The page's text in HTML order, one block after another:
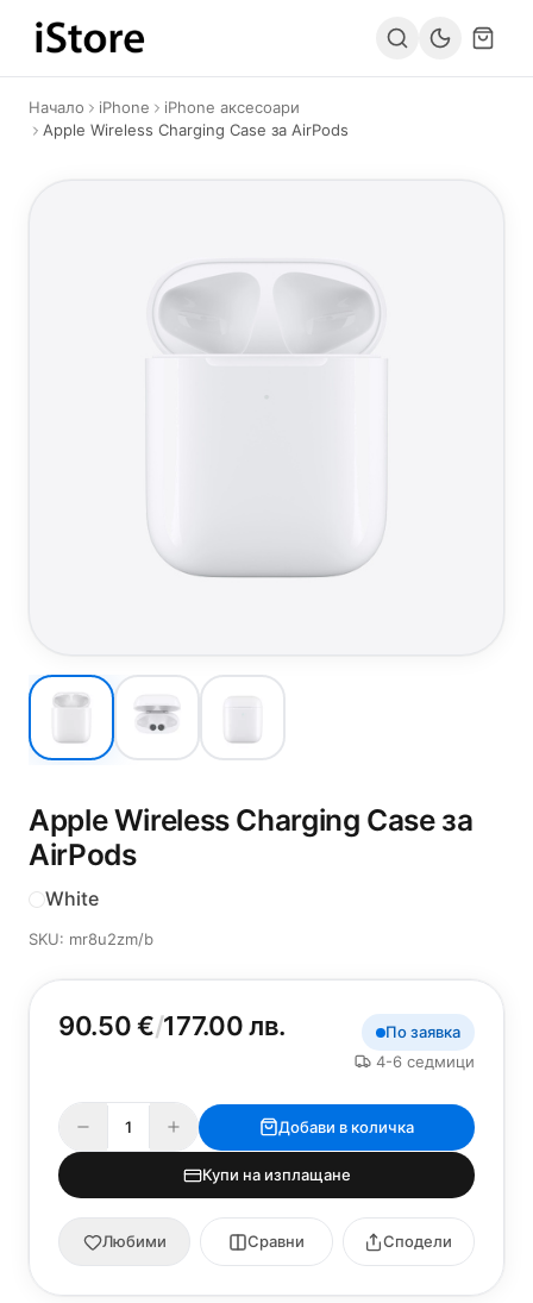
Към съдържанието
Начало iPhone
iPhone аксесоари
Apple Wireless Charging Case за AirPods
Apple Wireless Charging Case за
AirPods
White
SKU: mr8u2zm/b
90.50 €/177.00 лв.
По заявка
4-6 седмици
Добави в количка
Купи на изплащане
Любими Сравни Сподели